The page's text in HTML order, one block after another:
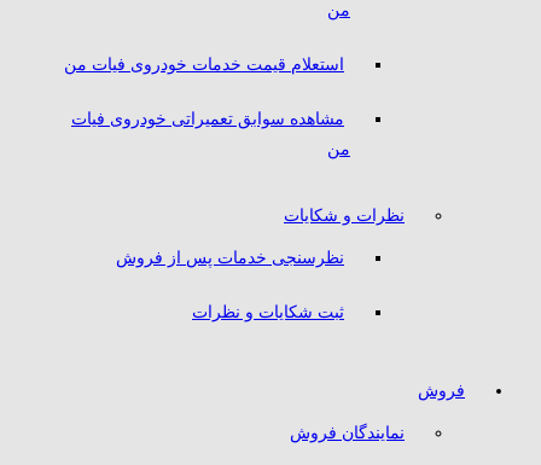
من
استعلام قیمت خدمات خودروی فیات من
مشاهده سوابق تعمیراتی خودروی فیات
من
نظرات و شکایات
نظرسنجی خدمات پس از فروش
ثبت شکایات و نظرات
فروش
نمایندگان فروش